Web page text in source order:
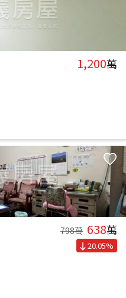
1,200萬
798萬 638萬
20.05%